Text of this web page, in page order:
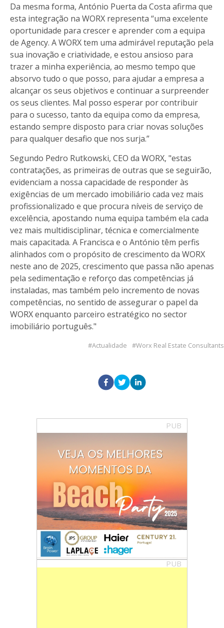
Da mesma forma, António Puerta da Costa afirma que
esta integração na WORX representa “uma excelente
oportunidade para crescer e aprender com a equipa
de Agency. A WORX tem uma admirável reputação pela
sua inovação e criatividade, e estou ansioso para
trazer a minha experiência, ao mesmo tempo que
absorvo tudo o que posso, para ajudar a empresa a
alcançar os seus objetivos e continuar a surpreender
os seus clientes. Mal posso esperar por contribuir
para o sucesso, tanto da equipa como da empresa,
estando sempre disposto para criar novas soluções
para qualquer desafio que nos surja.”
Segundo Pedro Rutkowski, CEO da WORX, "estas
contratações, as primeiras de outras que se seguirão,
evidenciam a nossa capacidade de responder às
exigências de um mercado imobiliário cada vez mais
profissionalizado e que procura níveis de serviço de
excelência, apostando numa equipa também ela cada
vez mais multidisciplinar, técnica e comercialmente
mais capacitada. A Francisca e o António têm perfis
alinhados com o propósito de crescimento da WORX
neste ano de 2025, crescimento que passa não apenas
pela sedimentação e reforço das competências já
instaladas, mas também pelo incremento de novas
competências, no sentido de assegurar o papel da
WORX enquanto parceiro estratégico no sector
imobiliário português."
Actualidade Worx Real Estate Consultants
PUB
PUB